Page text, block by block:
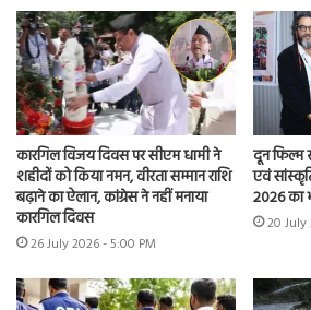
कारगिल विजय दिवस पर सीएम धामी ने
शहीदों को किया नमन, वीरता सम्मान राशि
बढ़ाने का ऐलान, कांग्रेस ने नहीं मनाया
कारगिल दिवस
26 July 2026 - 5:00 PM
दून फिल्म
एवं
2026 का
20 July